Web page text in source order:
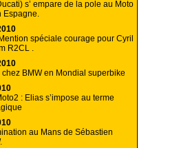
s’ empare de la pole au Moto
Espagne.
spéciale courage pour Cyril
R2CL .
BMW en Mondial superbike
: Elias s’impose au terme
au Mans de Sébastien